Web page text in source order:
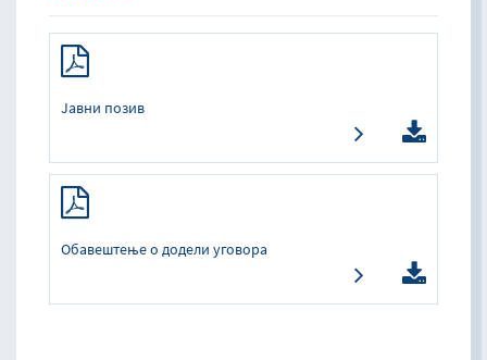
Јавни позив
Обавештење о додели уговора